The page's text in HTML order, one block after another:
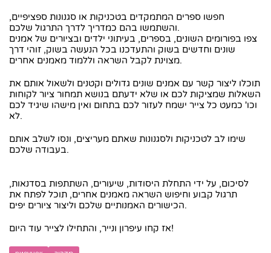
חפשו ספרים המתמקדים בטכניקות או סגנונות ספציפיים,
והשתמשו בהם כמדריך לדרך התרגול שלכם.
צפו בפורומים השונים, בספרים, בעיתוני ילדים ובציורים של אמנים
שונים וחדשים בשוק והתעדכנו בכל הנעשה בשוק, זוהי דרך
מצוינת לקבל השראה וללמוד מאמנים אחרים.
תוכלו ליצור קשר עם אמנים שונים גדולים וקטנים ולשאול אותם את
השאלות שמציקות לכם או שלא ידעתם בנושא תמחור ציור לקוחות
וכו' כמעט כל צייר ישמח לעזור לכם בתחום ואין מישהו שיגיד לכם
לא.
שימו לב לטכניקות ולסגנונות שאתם מעריצים, ונסו לשלב אותם
בעבודה שלכם.
לסיכום, על ידי התחלת היסודות, שיעורים, השתתפות בסדנאות,
תרגול קבוע וחיפוש השראה מאמנים אחרים, תוכל לפתח את
הכישורים האמנותיים שלכם וליצור ציורים יפים.
אז קחו עיפרון ונייר, והתחילו לצייר עוד היום!